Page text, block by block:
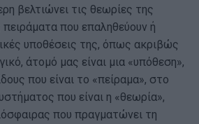
βελτιώνει τις θεωρίες της
που επαληθεύουν ή
υποθέσεις της, όπως ακριβώς
άτομό μας είναι μια «υπόθεση»,
που είναι το «πείραμα», στο
που είναι η «θεωρία»,
που πραγματώνει τη